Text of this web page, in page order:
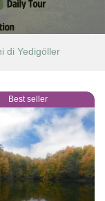
di Yedigöller
Best seller